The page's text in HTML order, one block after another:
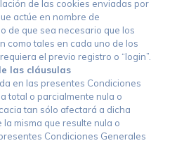
de las cookies enviadas por
actúe en nombre de
de que sea necesario que los
como tales en cada uno de los
el previo registro o “login”.
las cláusulas
en las presentes Condiciones
total o parcialmente nula o
tan sólo afectará a dicha
misma que resulte nula o
Condiciones Generales